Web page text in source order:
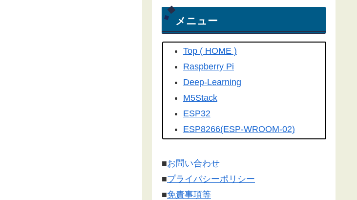
工学社さん技術情報誌Ｉ／Ｏ（アイ
オー）2018/04号にもこちらの記事
を転載して頂きました。有難うござ
こちらの記事
いただけました。ありがとうござい
ます！
紹介されました。ありがとうござい
ます。
メニュー
Top ( HOME )
Raspberry Pi
Deep-Learning
M5Stack
ESP32
ESP8266(ESP-WROOM-02)
Firebase
センサー
漢字フォント
■お問い合わせ
■プライバシーポリシー
■免責事項等